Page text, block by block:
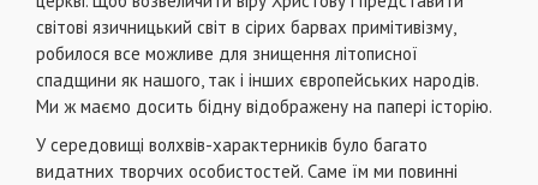
світові язичницький світ в сірих барвах примітивізму,
робилося все можливе для знищення літописної
спадщини як нашого, так і інших європейських народів.
Ми ж маємо досить бідну відображену на папері історію.
У середовищі волхвів-характерників було багато
видатних творчих особистостей. Саме їм ми повинні